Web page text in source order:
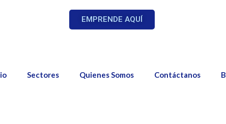
EMPRENDE AQUÍ
Sectores Quienes Somos Contáctanos